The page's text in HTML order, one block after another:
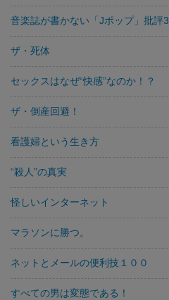
音楽誌が書かない「Jポップ」批評3
ザ・死体
セックスはなぜ“快感”なのか！？
ザ・倒産回避！
看護婦という生き方
“殺人”の真実
怪しいインターネット
マラソンに勝つ。
ネットとメールの便利技１００
すべての男は変態である！